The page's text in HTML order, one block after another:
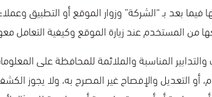
بعد بـ “الشركة” وزوار الموقع أو التطبيق
من المستخدم عند زيارة الموقع وكيفية التعامل
والتدابير المناسبة والملائمة للمحافظة على
أو التعديل والإفصاح غير المصرح به، ولا يجوز